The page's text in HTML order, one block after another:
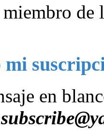
miembro
mi
en